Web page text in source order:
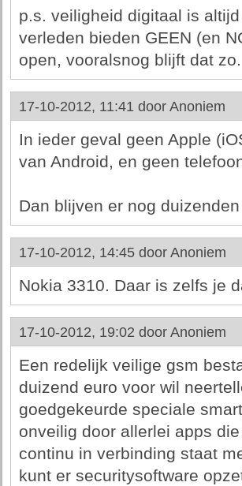
p.s. veiligheid digitaal is
verleden bieden GEEN (en
open, vooralsnog blijft dat zo.
17-10-2012, 11:41 door Anoniem
In ieder geval geen Apple
van Android, en geen
Dan blijven er nog
17-10-2012, 14:45 door Anoniem
Nokia 3310. Daar is zelfs je
17-10-2012, 19:02 door Anoniem
Een redelijk veilige gsm
duizend euro voor wil
goedgekeurde speciale
onveilig door allerlei apps
continu in verbinding staat
kunt er securitysoftware